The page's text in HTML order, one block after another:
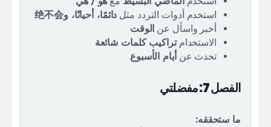
استخدم أدوات التردد مثل دائمًا، أحيانًا، و绝不会
أخبر واسأل عن الوقت
الاستخدامتراكيب كلمات شائعة
تحدث عن أيام الأسبوع
الفصل 7: مفضلتي
ما ستحققه: